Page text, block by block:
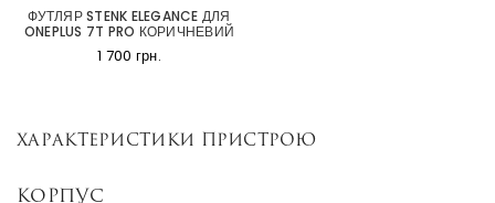
ФУТЛЯР STENK ELEGANCE ДЛЯ
ONEPLUS 7T PRO КОРИЧНЕВИЙ
1 700 грн.
Характеристики пристрою
Корпус